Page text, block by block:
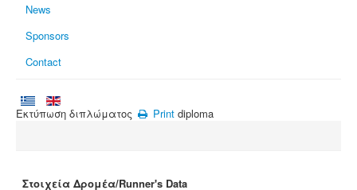
News
Sponsors
Contact
Εκτύπωση διπλώματος Print diploma
Στοιχεία Δρομέα/Runner's Data